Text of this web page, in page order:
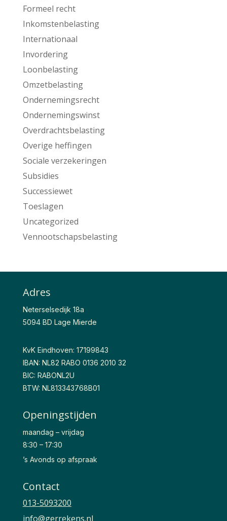
Formeel recht
Inkomstenbelasting
Internationaal
Invordering
Loonbelasting
Omzetbelasting
Ondernemingsrecht
Ondernemingswinst
Overdrachtsbelasting
Overige heffingen
Sociale verzekeringen
Subsidies
Successiewet
Toeslagen
Uncategorized
Vennootschapsbelasting
Adres
Neterselsedijk 18a
5094 BD Lage Mierde
KvK Eindhoven: 17199843
IBAN: NL82 RABO 0136 2010 32
BIC: RABONL2U
BTW: NL813343768B01
Openingstijden
maandag – vrijdag
8:30 – 17:30
’s Avonds op afspraak
Contact
013-5093200
info@gerrekens.nl